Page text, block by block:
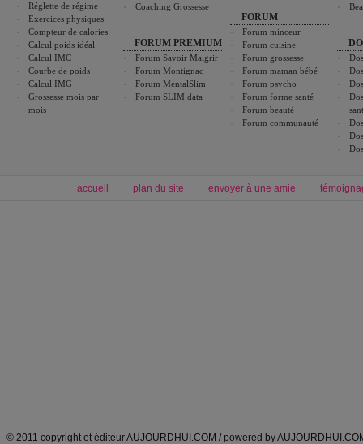
Réglette de régime
Exercices physiques
Compteur de calories
Calcul poids idéal
Calcul IMC
Courbe de poids
Calcul IMG
Grossesse mois par
mois
Coaching Grossesse
FORUM PREMIUM
Forum Savoir Maigrir
Forum Montignac
Forum MentalSlim
Forum SLIM data
FORUM
Forum minceur
Forum cuisine
Forum grossesse
Forum maman bébé
Forum psycho
Forum forme santé
Forum beauté
Forum communauté
accueil plan du site envoyer à une amie
© 2011 copyright et éditeur AUJOURDHUI.COM / powered by